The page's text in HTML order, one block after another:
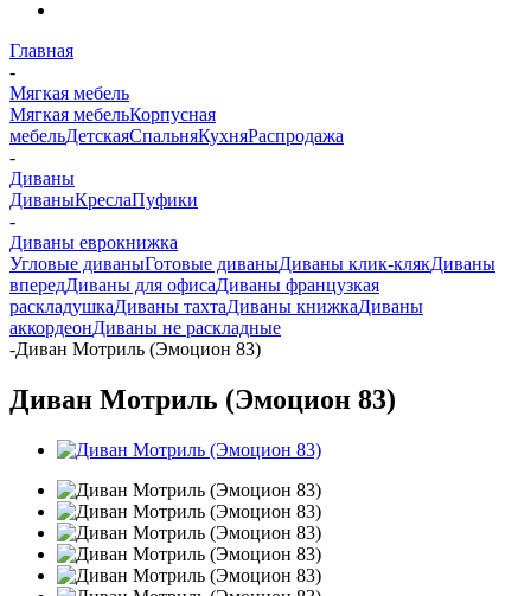
Главная
-
Мягкая мебель
Мягкая мебельКорпусная
мебельДетскаяСпальняКухняРаспродажа
-
Диваны
ДиваныКреслаПуфики
-
Диваны еврокнижка
Угловые диваныГотовые диваныДиваны клик-клякДиваны
впередДиваны для офисаДиваны французкая
раскладушкаДиваны тахтаДиваны книжкаДиваны
аккордеонДиваны не раскладные
-Диван Мотриль (Эмоцион 83)
Диван Мотриль (Эмоцион 83)